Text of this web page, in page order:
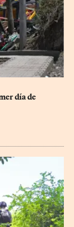
día de